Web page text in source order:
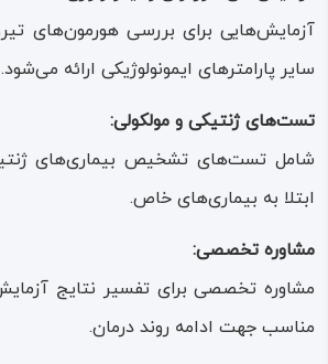
آزمایش‌هایی برای بررسی هورمون‌های
سایر پارامترهای ایمونولوژیکی ارائه می‌شود.
تست‌های ژنتیکی و مولکولی:
شامل تست‌های تشخیص بیماری‌های
ابتلا به بیماری‌های خاص.
مشاوره تخصصی:
مشاوره تخصصی برای تفسیر نتایج
مناسب جهت ادامه روند درمان.